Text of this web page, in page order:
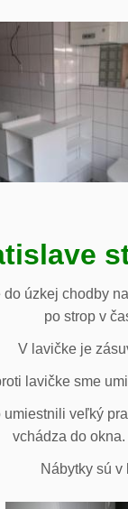
do úzkej chodby
po strop v
V lavičke je
lavičke sme
veľký
vchádza do
Nábytky sú